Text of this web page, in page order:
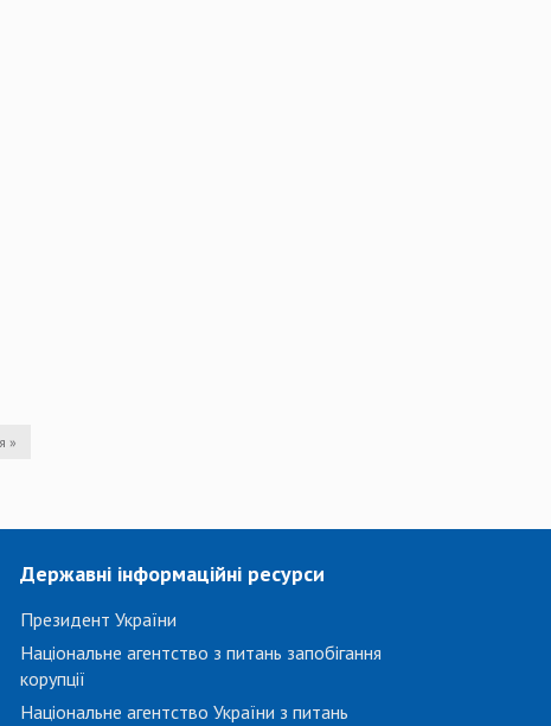
»
Державні інформаційні ресурси
Президент України
Національне агентство з питань запобігання
корупції
Національне агентство України з питань